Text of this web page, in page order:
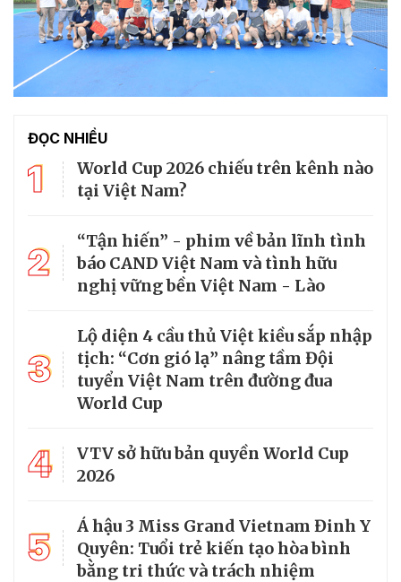
ĐỌC NHIỀU
1
World Cup 2026 chiếu trên kênh nào
tại Việt Nam?
2
“Tận hiến” - phim về bản lĩnh tình
báo CAND Việt Nam và tình hữu
nghị vững bền Việt Nam - Lào
3
Lộ diện 4 cầu thủ Việt kiều sắp nhập
tịch: “Cơn gió lạ” nâng tầm Đội
tuyển Việt Nam trên đường đua
World Cup
4
VTV sở hữu bản quyền World Cup
2026
5
Á hậu 3 Miss Grand Vietnam Đinh Y
Quyên: Tuổi trẻ kiến tạo hòa bình
bằng tri thức và trách nhiệm